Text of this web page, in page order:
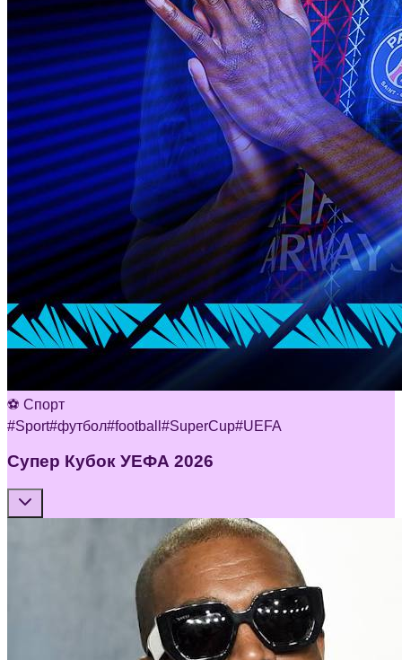
⚽ Спорт
#Sport#футбол#football #SuperCup#UEFA
Супер Кубок УЕФА 2026